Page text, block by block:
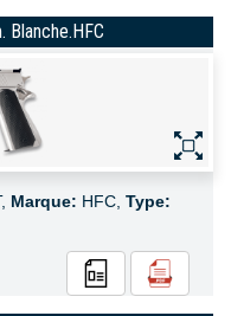
Marque: HFC, Type: